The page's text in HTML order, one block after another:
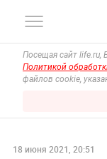
Посещая сайт life.ru,
Политикой
файлов cookie,
18 июня 2021, 20:51